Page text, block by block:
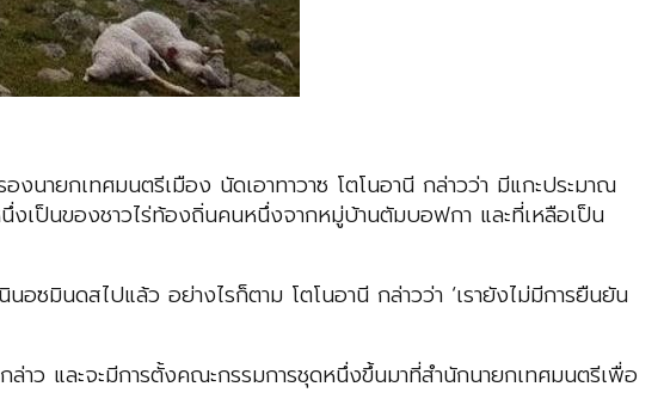
นายกเทศมนตรีเมือง นัดเอาทาวาซ โตโนอานี กล่าวว่า มีแกะประมาณ
ป็นของชาวไร่ท้องถิ่นคนหนึ่งจากหมู่บ้านตัมบอฟกา และที่เหลือเป็น
ซมินดสไปแล้ว อย่างไรก็ตาม โตโนอานี กล่าวว่า ‘เรายังไม่มีการยืนยัน
าว และจะมีการตั้งคณะกรรมการชุดหนึ่งขึ้นมาที่สำนักนายกเทศมนตรีเพื่อ